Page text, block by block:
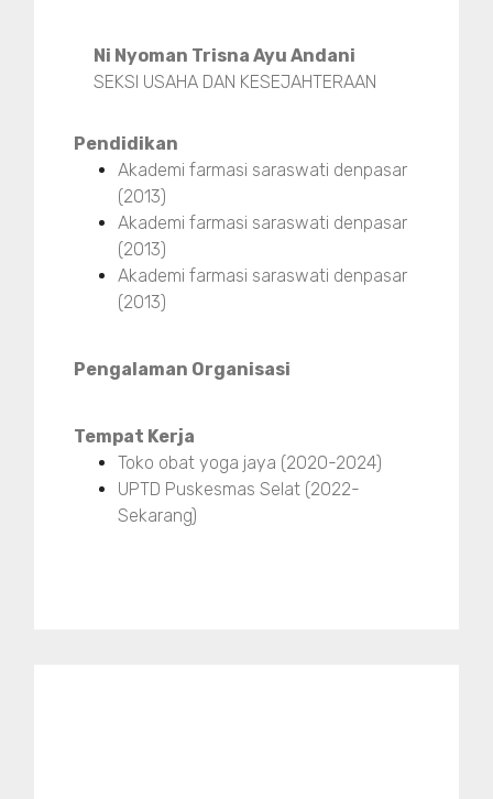
Ni Nyoman Trisna Ayu Andani
SEKSI USAHA DAN KESEJAHTERAAN
Pendidikan
Akademi farmasi saraswati denpasar
(2013)
Akademi farmasi saraswati denpasar
(2013)
Akademi farmasi saraswati denpasar
(2013)
Pengalaman Organisasi
Tempat Kerja
Toko obat yoga jaya (2020-2024)
UPTD Puskesmas Selat (2022-
Sekarang)